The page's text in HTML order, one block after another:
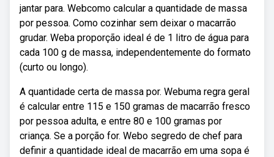
jantar para. Webcomo calcular a quantidade de massa
por pessoa. Como cozinhar sem deixar o macarrão
grudar. Weba proporção ideal é de 1 litro de água para
cada 100 g de massa, independentemente do formato
(curto ou longo).
A quantidade certa de massa por. Webuma regra geral
é calcular entre 115 e 150 gramas de macarrão fresco
por pessoa adulta, e entre 80 e 100 gramas por
criança. Se a porção for. Webo segredo de chef para
definir a quantidade ideal de macarrão em uma sopa é